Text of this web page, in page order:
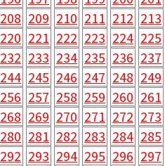
208 209 210 211 212 213
220 221 222 223 224 225
232 233 234 235 236 237
244 245 246 247 248 249
256 257 258 259 260 261
268 269 270 271 272 273
280 281 282 283 284 285
292 293 294 295 296 297